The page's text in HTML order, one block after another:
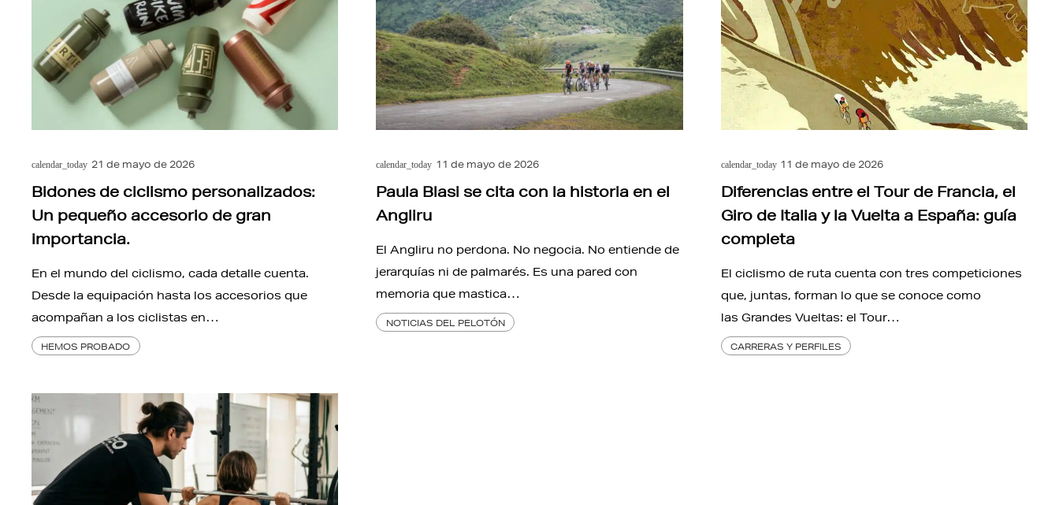
calendar_today 21 de mayo de 2026
Bidones de ciclismo personalizados:
Un pequeño accesorio de gran
importancia.
En el mundo del ciclismo, cada detalle cuenta.
Desde la equipación hasta los accesorios que
acompañan a los ciclistas en…
HEMOS PROBADO
calendar_today 11 de mayo de 2026
Paula Blasi se cita con la historia en el
Angliru
El Angliru no perdona. No negocia. No entiende de
jerarquías ni de palmarés. Es una pared con
memoria que mastica…
NOTICIAS DEL PELOTÓN
calendar_today 11 de mayo de 2026
Diferencias entre el Tour de Francia, el
Giro de Italia y la Vuelta a España: guía
completa
El ciclismo de ruta cuenta con tres competiciones
que, juntas, forman lo que se conoce como
las Grandes Vueltas: el Tour…
CARRERAS Y PERFILES